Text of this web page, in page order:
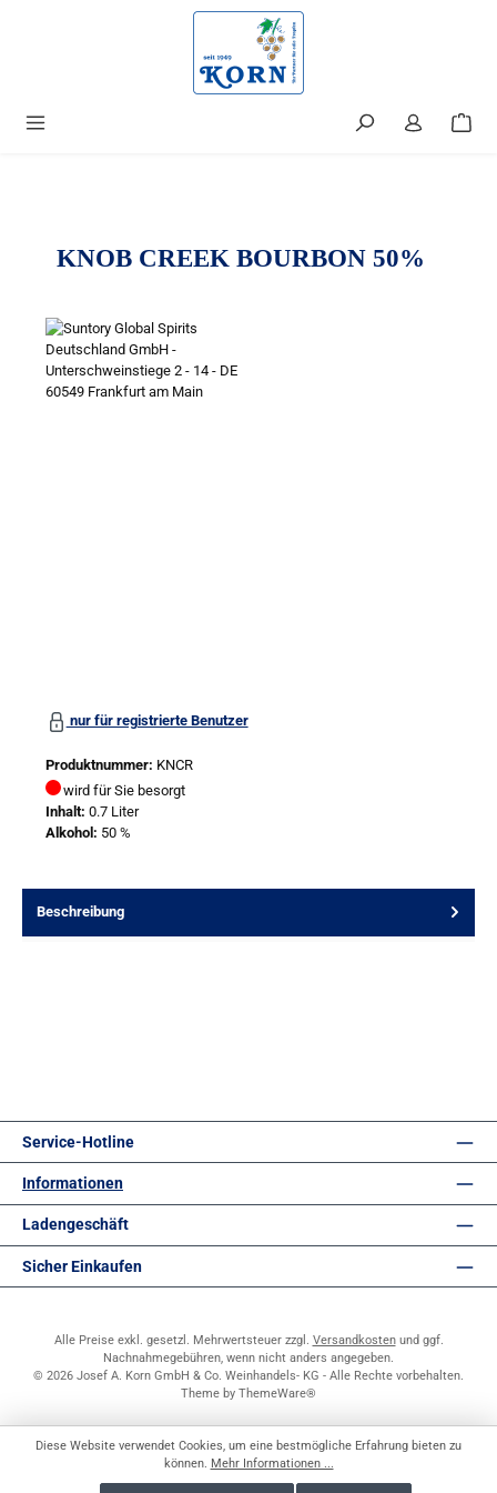
KNOB CREEK BOURBON 50%
nur für registrierte Benutzer
Produktnummer: KNCR
wird für Sie besorgt
Inhalt: 0.7 Liter
Alkohol: 50 %
Beschreibung
Service-Hotline
Informationen
Ladengeschäft
Sicher Einkaufen
Alle Preise exkl. gesetzl. Mehrwertsteuer zzgl. Versandkostenund ggf.
Nachnahmegebühren, wenn nicht anders angegeben.
© 2026 Josef A. Korn GmbH & Co. Weinhandels- KG - Alle Rechte vorbehalten.
Theme by ThemeWare®
Diese Website verwendet Cookies, um eine bestmögliche Erfahrung bieten zu
können. Mehr Informationen ...